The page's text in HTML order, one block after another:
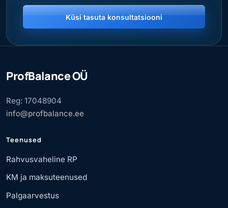
Küsi tasuta konsultatsiooni
ProfBalance OÜ
Reg: 17048904
info@profbalance.ee
Teenused
Rahvusvaheline RP
KM ja maksuteenused
Palgaarvestus